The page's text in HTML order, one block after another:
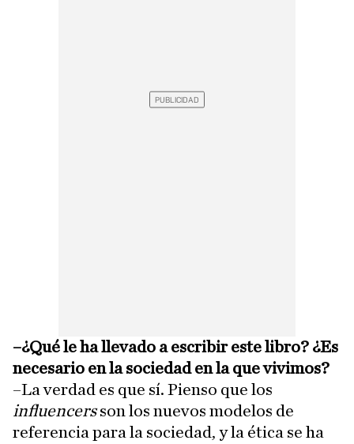
–¿Qué le ha llevado a escribir este libro? ¿Es
necesario en la sociedad en la que vivimos?
–La verdad es que sí. Pienso que los
influencersson los nuevos modelos de
referencia para la sociedad, y la ética se ha